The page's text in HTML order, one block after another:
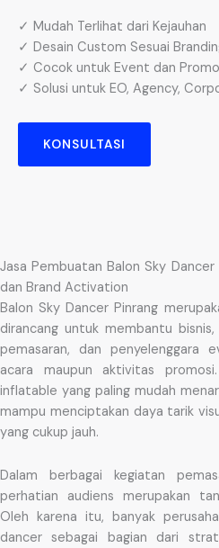
✓ Mudah Terlihat dari Kejauhan
✓ Desain Custom Sesuai
✓ Cocok untuk Event dan
✓ Solusi untuk EO, Agency,
KONSULTASI
Jasa Pembuatan Balon Sky
dan Brand Activation
Balon Sky Dancer Pinrang
dirancang untuk membantu
pemasaran, dan penyelenggara
acara maupun aktivitas
inflatable yang paling mudah
mampu menciptakan daya tarik
yang cukup jauh.
Dalam berbagai kegiatan
perhatian audiens merupakan
Oleh karena itu, banyak
dancer sebagai bagian dari